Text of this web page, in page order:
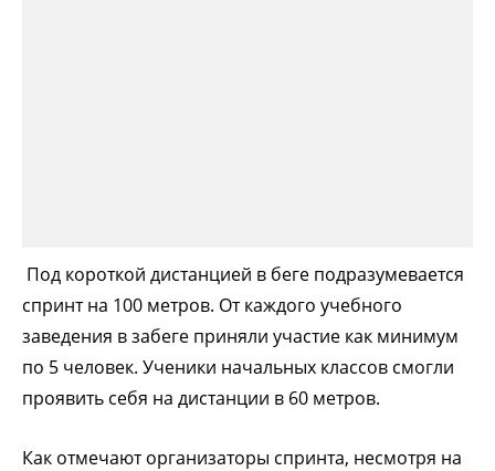
Под короткой дистанцией в беге подразумевается
спринт на 100 метров. От каждого учебного
заведения в забеге приняли участие как минимум
по 5 человек. Ученики начальных классов смогли
проявить себя на дистанции в 60 метров.
Как отмечают организаторы спринта, несмотря на